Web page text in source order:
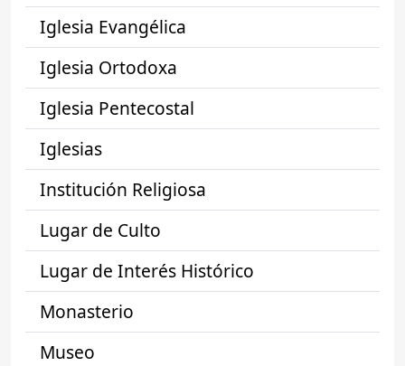
Iglesia Evangélica
Iglesia Ortodoxa
Iglesia Pentecostal
Iglesias
Institución Religiosa
Lugar de Culto
Lugar de Interés Histórico
Monasterio
Museo